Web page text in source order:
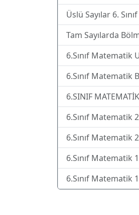
Üslü Sayılar 6.
Tam Sayılarda
6.Sınıf Matematik
6.Sınıf Matematik
6.SINIF
6.Sınıf Matematik
6.Sınıf Matematik
6.Sınıf Matematik
6.Sınıf Matematik